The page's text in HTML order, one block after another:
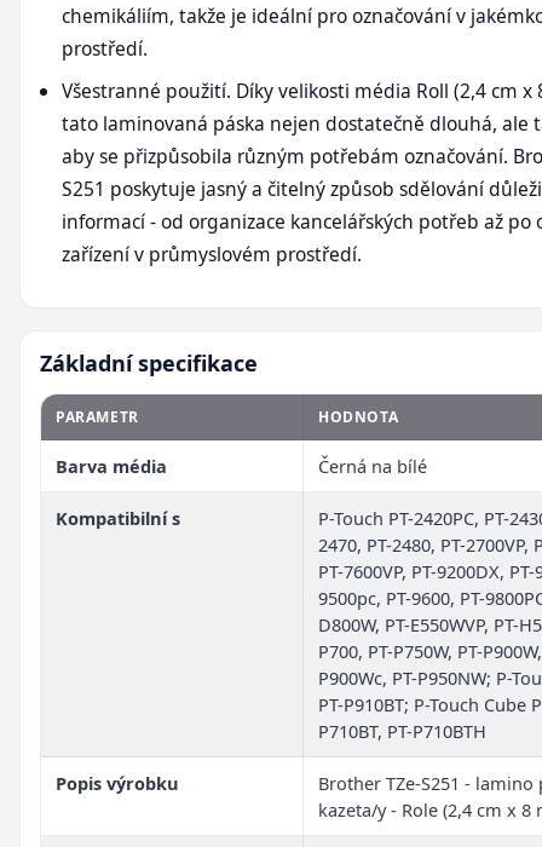
chemikáliím, takže je ideální pro označování v
prostředí.
Všestranné použití. Díky velikosti média Roll (2,4 cm x
tato laminovaná páska nejen dostatečně dlouhá, ale
aby se přizpůsobila různým potřebám označování.
S251 poskytuje jasný a čitelný způsob sdělování
informací - od organizace kancelářských potřeb až po
zařízení v průmyslovém prostředí.
Základní specifikace
PARAMETR HODNOTA
Barva média Černá na bílé
Kompatibilní s
P-Touch PT-2420PC, PT-
2470, PT-2480, PT-2700VP,
PT-7600VP, PT-9200DX, PT-
9500pc, PT-9600, PT-
D800W, PT-E550WVP, PT-
P700, PT-P750W, PT-
P900Wc, PT-P950NW; P-
PT-P910BT; P-Touch Cube
P710BT, PT-P710BTH
Popis výrobku
Brother TZe-S251 - lamino
kazeta/y - Role (2,4 cm x 8